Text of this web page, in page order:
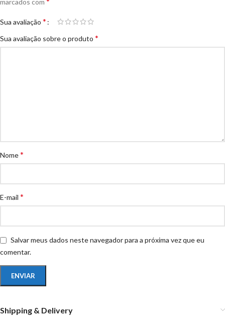
marcados com
Sua avaliação *
Sua avaliação sobre o produto *
Nome*
E-mail *
Salvar meus dados neste navegador para a próxima vez que eu
comentar.
Shipping & Delivery